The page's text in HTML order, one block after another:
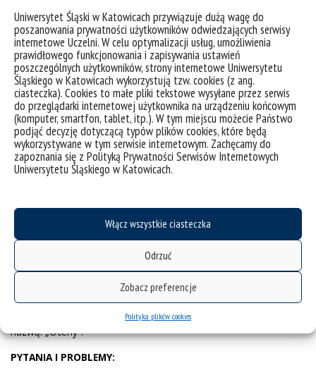
Uniwersytet Śląski w Katowicach przywiązuje dużą wagę do
poszanowania prywatności użytkowników odwiedzających serwisy
internetowe Uczelni. W celu optymalizacji usług, umożliwienia
prawidłowego funkcjonowania i zapisywania ustawień
poszczególnych użytkowników, strony internetowe Uniwersytetu
Śląskiego w Katowicach wykorzystują tzw. cookies (z ang.
ciasteczka). Cookies to małe pliki tekstowe wysyłane przez serwis
do przeglądarki internetowej użytkownika na urządzeniu końcowym
(komputer, smartfon, tablet, itp.). W tym miejscu możecie Państwo
podjąć decyzję dotyczącą typów plików cookies, które będą
wykorzystywane w tym serwisie internetowym. Zachęcamy do
zapoznania się z Polityką Prywatności Serwisów Internetowych
Uniwersytetu Śląskiego w Katowicach.
Włącz wszystkie ciasteczka
Odrzuć
Zobacz preferencje
Polityka plików cookies
Możemy pomóc lub skierować do odpowiedniej osoby w
przypadku różnego rodzaju trudności, np. z dostępem do
zawartości kursów lub ocen na platformie czy z przesyłaniem
plików.
PLATFORMY WYDZIAŁÓW
Każdy Wydział posiada własną e-platformę, na której
wykładowcy umieszczają kursy dla studentów. Lista wszystkich
platform dostępna jest pod adresem:el.us.edu.pl.
Po wybraniu platformy wydziałowej student loguje się poprzez
Centralny Punkt Logowania (CAS), tak jak do portalu USOSweb, a
Przy kolejnym logowaniu kurs, do którego student został
zapisany, znajduje się już w bloku „Moje kursy
, dostęp do niego
można uzyskać, klikając w jego nazwę.
Platforma pozwala również na bezpośredni kontakt z
prowadzącym i innymi osobami z grupy poprzez blok
„Wiadomości”. Wszystkie oceniane składowe w kursie są
dostępne w tzw. dzienniku ocen, dostępnym w lewym menu pod
nazwą: „Oceny”.
PYTANIA I PROBLEMY: